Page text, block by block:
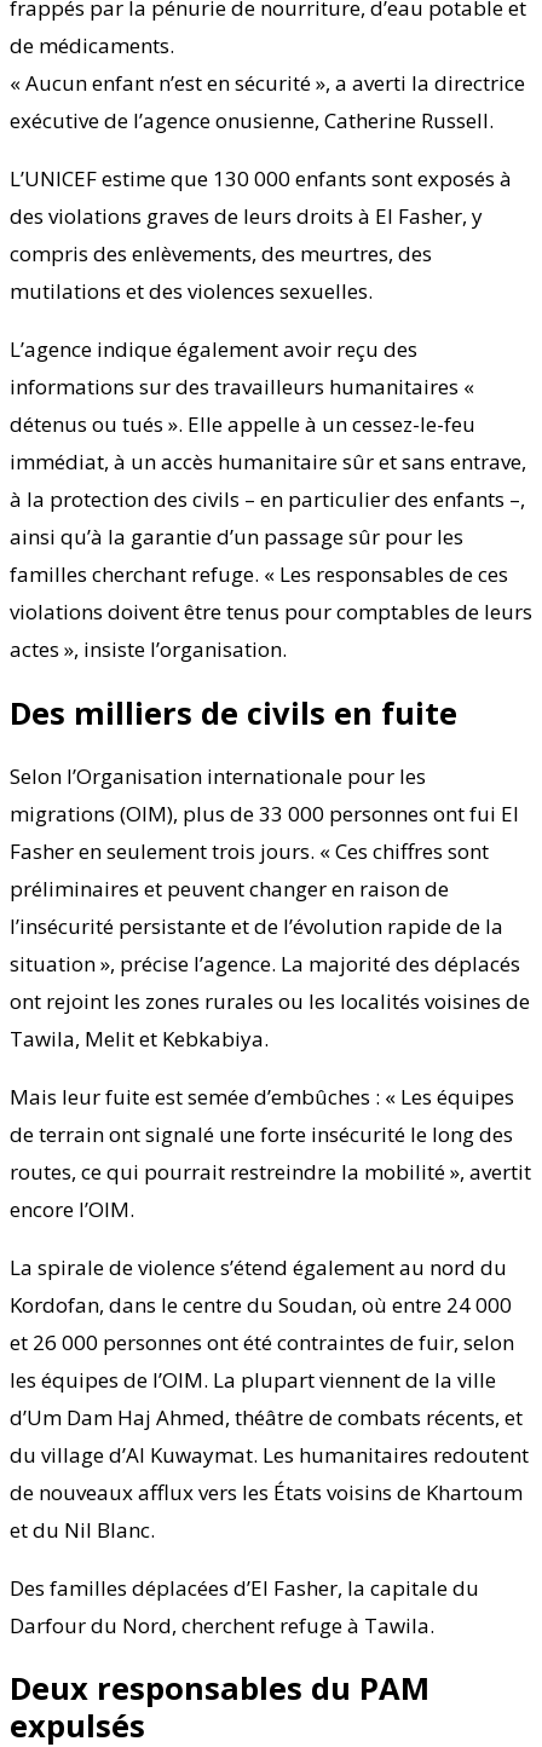
frappés par la pénurie de nourriture, d’eau potable et
de médicaments.
« Aucun enfant n’est en sécurité », a averti la directrice
exécutive de l’agence onusienne, Catherine Russell.
L’UNICEF estime que 130 000 enfants sont exposés à
des violations graves de leurs droits à El Fasher, y
compris des enlèvements, des meurtres, des
mutilations et des violences sexuelles.
L’agence indique également avoir reçu des
informations sur des travailleurs humanitaires «
détenus ou tués ». Elle appelle à un cessez-le-feu
immédiat, à un accès humanitaire sûr et sans entrave,
à la protection des civils – en particulier des enfants –,
ainsi qu’à la garantie d’un passage sûr pour les
familles cherchant refuge. « Les responsables de ces
violations doivent être tenus pour comptables de leurs
actes », insiste l’organisation.
Des milliers de civils en fuite
Selon l’Organisation internationale pour les
migrations (OIM), plus de 33 000 personnes ont fui El
Fasher en seulement trois jours. « Ces chiffres sont
préliminaires et peuvent changer en raison de
l’insécurité persistante et de l’évolution rapide de la
situation », précise l’agence. La majorité des déplacés
ont rejoint les zones rurales ou les localités voisines de
Tawila, Melit et Kebkabiya.
Mais leur fuite est semée d’embûches : « Les équipes
de terrain ont signalé une forte insécurité le long des
routes, ce qui pourrait restreindre la mobilité », avertit
encore l’OIM.
La spirale de violence s’étend également au nord du
Kordofan, dans le centre du Soudan, où entre 24 000
et 26 000 personnes ont été contraintes de fuir, selon
les équipes de l’OIM. La plupart viennent de la ville
d’Um Dam Haj Ahmed, théâtre de combats récents, et
du village d’Al Kuwaymat. Les humanitaires redoutent
de nouveaux afflux vers les États voisins de Khartoum
et du Nil Blanc.
Des familles déplacées d’El Fasher, la capitale du
Darfour du Nord, cherchent refuge à Tawila.
Deux responsables du PAM
expulsés